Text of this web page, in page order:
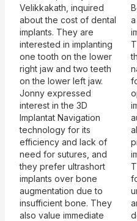
Velikkakath, inquired
about the cost of dental
implants. They are
interested in implanting
one tooth on the lower
right jaw and two teeth
on the lower left jaw.
Jonny expressed
interest in the 3D
Implantat Navigation
technology for its
efficiency and lack of
need for sutures, and
they prefer ultrashort
implants over bone
augmentation due to
insufficient bone. They
also value immediate